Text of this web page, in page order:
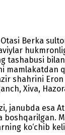
Berka
tashabusi
shahrini
Xiva,
janubda esa
boshqarilgan.
ko‘chib